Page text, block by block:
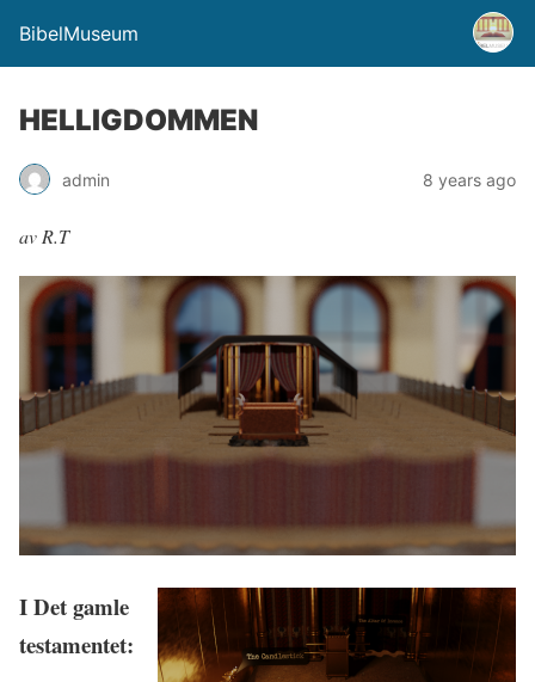
BibelMuseum
HELLIGDOMMEN
admin 8 years ago
av R.T
I Det gamle
testamentet: